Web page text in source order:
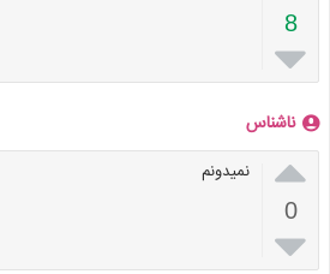
8

ناشناس

0

نمیدونم